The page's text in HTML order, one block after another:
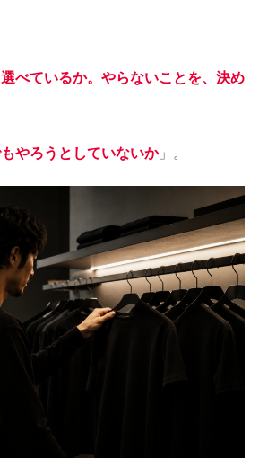
選べているか。やらないことを、決め
やろうとしていないか」。